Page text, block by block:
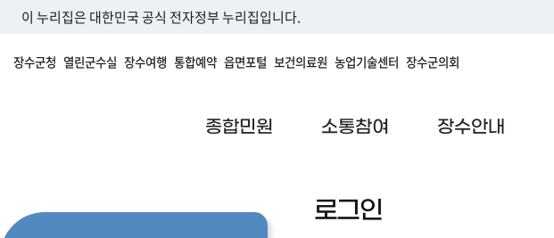
이 누리집은 대한민국 공식 전자정부 누리집입니다.
장수군청 열린군수실 장수여행 통합예약 읍면포털 보건의료원 농업기술센터 장수군의회
종합민원 소통참여 장수안내
로그인